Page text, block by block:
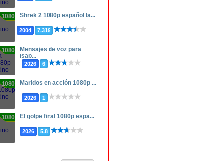
1080p Shrek 2 1080p español la...
2004 7.319
1080p
Mensajes de voz para
Isab...
2026 6
1080p Maridos en acción 1080p ...
2026 1
1080p El golpe final 1080p espa...
2026 5.8